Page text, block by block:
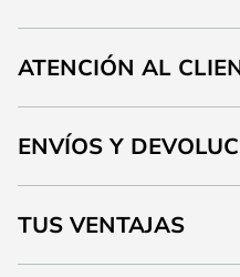
ATENCIÓN AL
ENVÍOS Y
TUS VENTAJAS